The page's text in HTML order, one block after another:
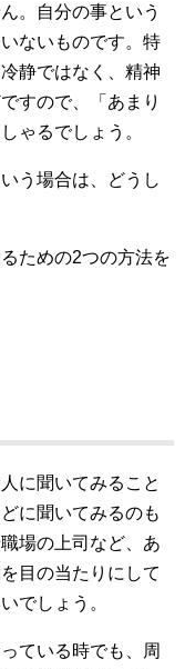
。自分の事という
ないものです。特
静ではなく、精神
すので、「あまり
ゃるでしょう。
う場合は、どうし
ための2つの方法を
に聞いてみること
に聞いてみるのも
場の上司など、あ
目の当たりにして
でしょう。
ている時でも、周